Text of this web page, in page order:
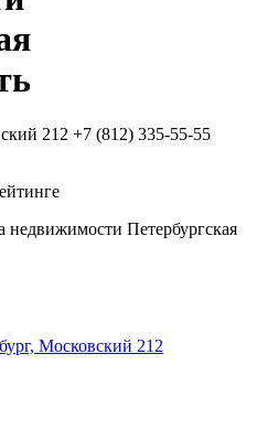
212 +7 (812) 335-55-55
недвижимости Петербургская
Московский 212